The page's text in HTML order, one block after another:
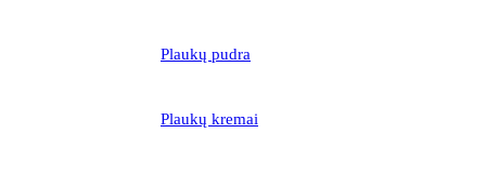
Plaukų pudra
Plaukų kremai